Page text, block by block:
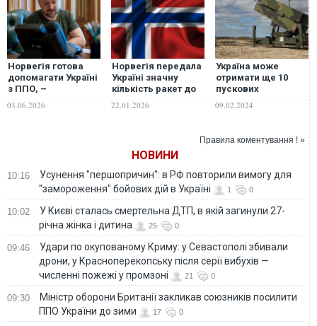
Норвегія готова
допомагати Україні
з ППО, –
Зеленський
03.06.2026
Норвегія передала
Україні значну
кількість ракет до
систем ППО
NASAMS
22.01.2026
Україна може
отримати ще 10
пускових
установок NASAMS
від Норвегії
09.02.2024
Правила коментування ! »
НОВИНИ
10:16
Усунення "першопричин": в РФ повторили вимогу для
"замороження" бойових дій в Україні
1 0
10:02
У Києві сталась смертельна ДТП, в якій загинули 27-
річна жінка і дитина
25 0
09:46
Удари по окупованому Криму: у Севастополі збивали
дрони, у Красноперекопську після серії вибухів —
численні пожежі у промзоні
21 0
09:30
Міністр оборони Британії закликав союзників посилити
ППО України до зими
17 0